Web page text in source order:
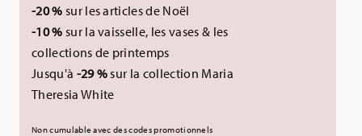
-20 % sur les articles de Noël
-10 % sur la vaisselle, les vases & les
collections de printemps
Jusqu'à -29 %sur la collection Maria
Theresia White
Non cumulable avec des codes promotionnels